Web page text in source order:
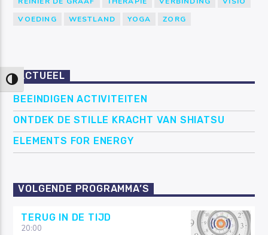
Keuze voor hoog contrast
VOEDING
WESTLAND YOGA ZORG
ACTUEEL
BEEINDIGEN ACTIVITEITEN
ONTDEK DE STILLE KRACHT VAN SHIATSU
ELEMENTS FOR ENERGY
VOLGENDE PROGRAMMA’S
TERUG IN DE TIJD
20:00